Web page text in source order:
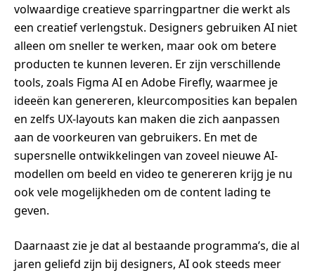
volwaardige creatieve sparringpartner die werkt als
een creatief verlengstuk. Designers gebruiken AI niet
alleen om sneller te werken, maar ook om betere
producten te kunnen leveren. Er zijn verschillende
tools, zoals Figma AI en Adobe Firefly, waarmee je
ideeën kan genereren, kleurcomposities kan bepalen
en zelfs UX-layouts kan maken die zich aanpassen
aan de voorkeuren van gebruikers. En met de
supersnelle ontwikkelingen van zoveel nieuwe AI-
modellen om beeld en video te genereren krijg je nu
ook vele mogelijkheden om de content lading te
geven.
Daarnaast zie je dat al bestaande programma’s, die al
jaren geliefd zijn bij designers, AI ook steeds meer